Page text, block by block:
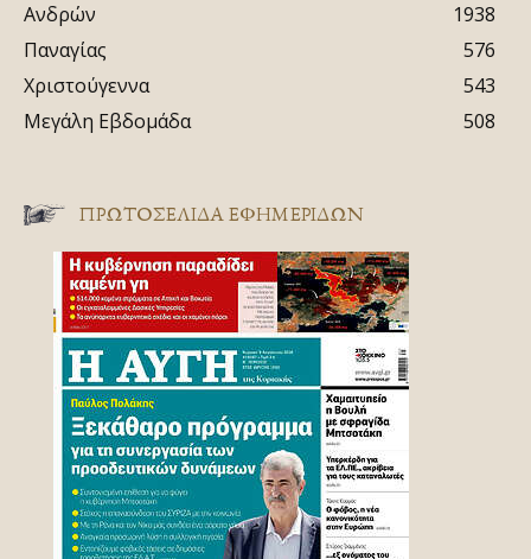
Ανδρών
1938
Παναγίας
576
Χριστούγεννα
543
Μεγάλη Εβδομάδα
508
ΠΡΩΤΟΣΈΛΙΔΑ ΕΦΗΜΕΡΊΔΩΝ